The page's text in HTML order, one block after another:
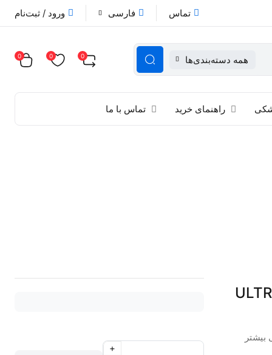
تماس فارسی ورود / ثبت‌نام
همه دسته‌بندی‌ها 0
0
0
راهنمای خرید تماس با ما
+